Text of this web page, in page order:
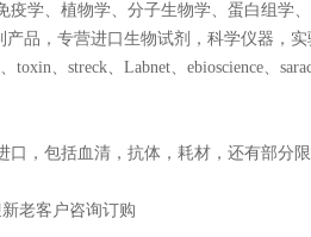
学、植物学、分子生物学、蛋白组学
品，专营进口生物试剂，科学仪器，
toxin、streck、Labnet、ebioscience、
口，包括血清，抗体，耗材，还有部分
老客户咨询订购